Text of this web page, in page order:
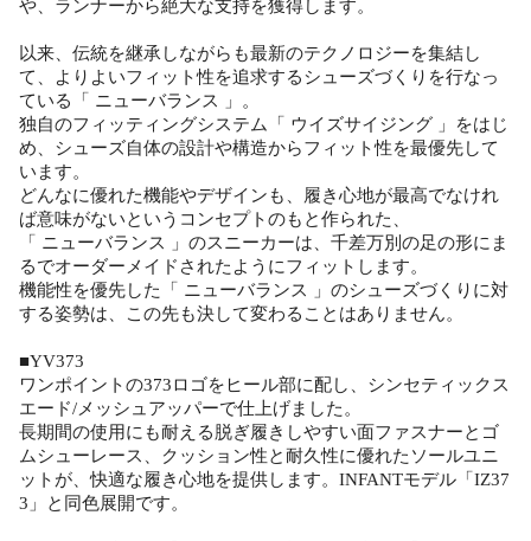
や、ランナーから絶大な支持を獲得します。
以来、伝統を継承しながらも最新のテクノロジーを集結し
て、よりよいフィット性を追求するシューズづくりを行なっ
ている「 ニューバランス 」。
独自のフィッティングシステム「 ウイズサイジング 」をはじ
め、シューズ自体の設計や構造からフィット性を最優先して
います。
どんなに優れた機能やデザインも、履き心地が最高でなけれ
ば意味がないというコンセプトのもと作られた、
「 ニューバランス 」のスニーカーは、千差万別の足の形にま
るでオーダーメイドされたようにフィットします。
機能性を優先した「 ニューバランス 」のシューズづくりに対
する姿勢は、この先も決して変わることはありません。
■YV373
ワンポイントの373ロゴをヒール部に配し、シンセティックス
エード/メッシュアッパーで仕上げました。
長期間の使用にも耐える脱ぎ履きしやすい面ファスナーとゴ
ムシューレース、クッション性と耐久性に優れたソールユニ
ットが、快適な履き心地を提供します。INFANTモデル「IZ37
3」と同色展開です。